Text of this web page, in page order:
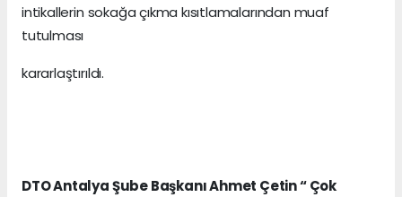
intikallerin sokağa çıkma kısıtlamalarından muaf
tutulması
kararlaştırıldı.
DTO Antalya Şube Başkanı Ahmet Çetin “ Çok